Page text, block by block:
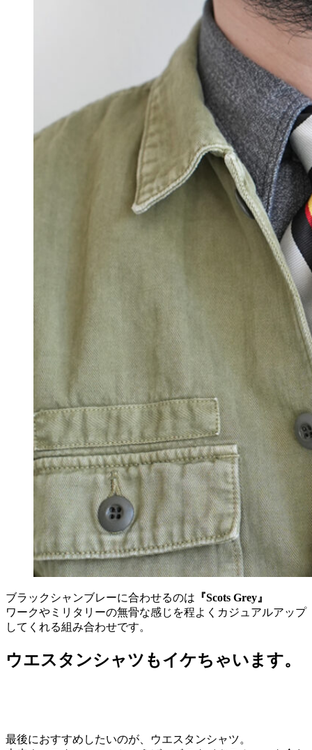
ブラックシャンブレーに合わせるのは 『Scots Grey』
ワークやミリタリーの無骨な感じを程よくカジュアルアップ
してくれる組み合わせです。
ウエスタンシャツもイケちゃいます。
最後におすすめしたいのが、ウエスタンシャツ。